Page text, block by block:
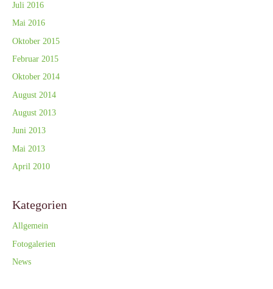
Juli 2016
Mai 2016
Oktober 2015
Februar 2015
Oktober 2014
August 2014
August 2013
Juni 2013
Mai 2013
April 2010
Kategorien
Allgemein
Fotogalerien
News